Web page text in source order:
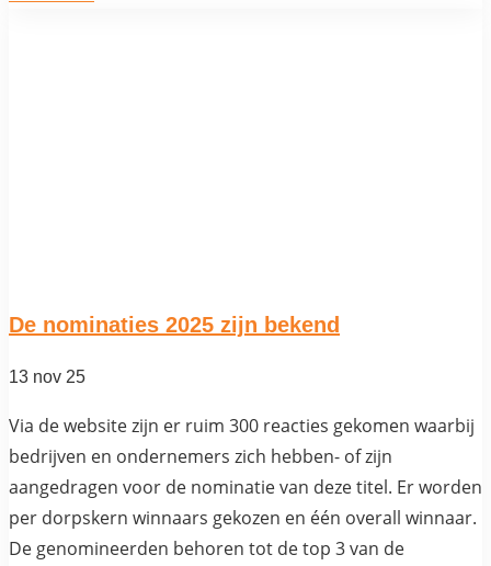
De nominaties 2025 zijn bekend
13 nov 25
Via de website zijn er ruim 300 reacties gekomen waarbij
bedrijven en ondernemers zich hebben- of zijn
aangedragen voor de nominatie van deze titel. Er worden
per dorpskern winnaars gekozen en één overall winnaar.
De genomineerden behoren tot de top 3 van de